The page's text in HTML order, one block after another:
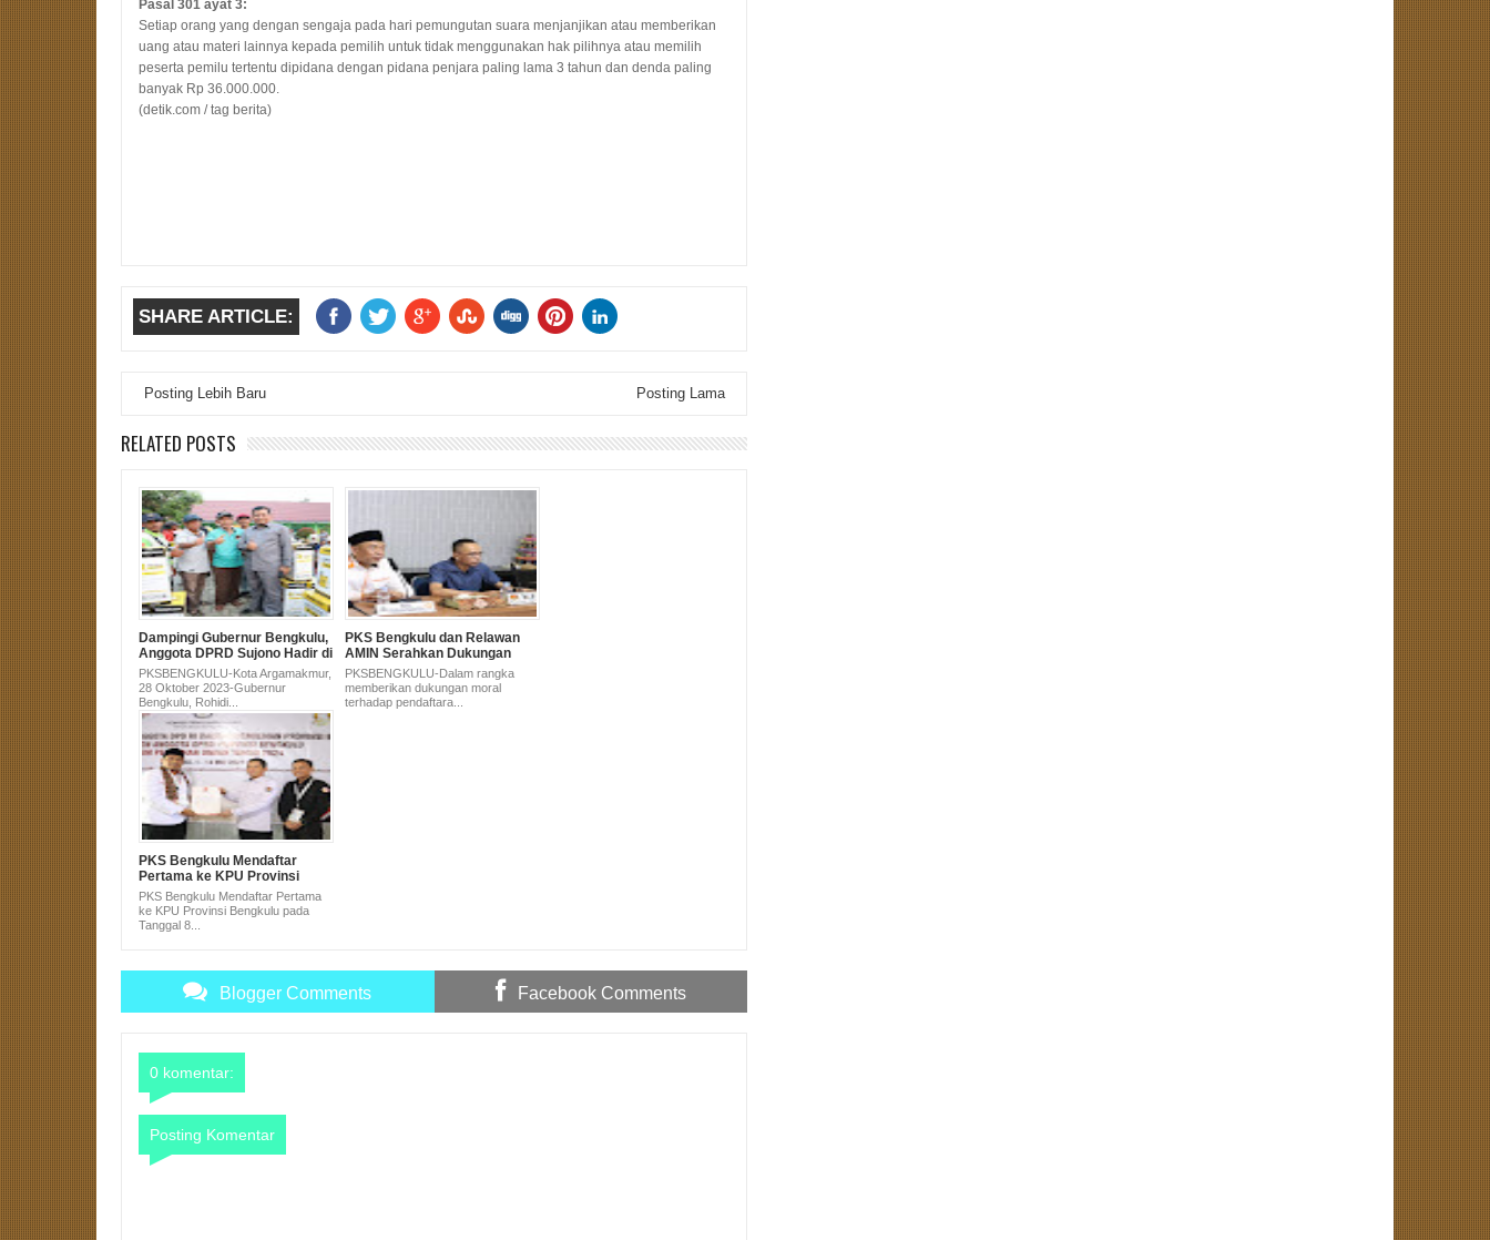
Pasal 301 ayat 3:
Setiap orang yang dengan sengaja pada hari pemungutan suara menjanjikan atau memberikan
uang atau materi lainnya kepada pemilih untuk tidak menggunakan hak pilihnya atau memilih
peserta pemilu tertentu dipidana dengan pidana penjara paling lama 3 tahun dan denda paling
banyak Rp 36.000.000.
(detik.com / tag berita)
SHARE ARTICLE:
Posting Lebih Baru Posting Lama
RELATED POSTS
Dampingi Gubernur Bengkulu,
Anggota DPRD Sujono Hadir di
Pembagian Alsintan untuk
Masyarakat Bengkulu Utara
PKSBENGKULU-Kota Argamakmur,
28 Oktober 2023-Gubernur
Bengkulu, Rohidi...
PKS Bengkulu dan Relawan
AMIN Serahkan Dukungan
Pasangan Anies-Muhaimin Ke
KPU
PKSBENGKULU-Dalam rangka
memberikan dukungan moral
terhadap pendaftara...
PKS Bengkulu Mendaftar
Pertama ke KPU Provinsi
Bengkulu pada Tanggal 8
Pukul 8
PKS Bengkulu Mendaftar Pertama
ke KPU Provinsi Bengkulu pada
Tanggal 8...
Blogger Comments Facebook Comments
0 komentar:
Posting Komentar